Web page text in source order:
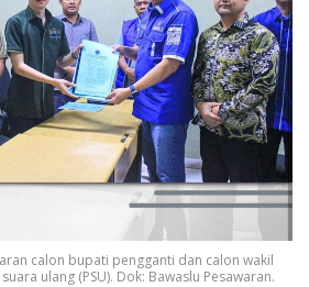
calon bupati pengganti dan calon wakil
ulang (PSU). Dok: Bawaslu Pesawaran.